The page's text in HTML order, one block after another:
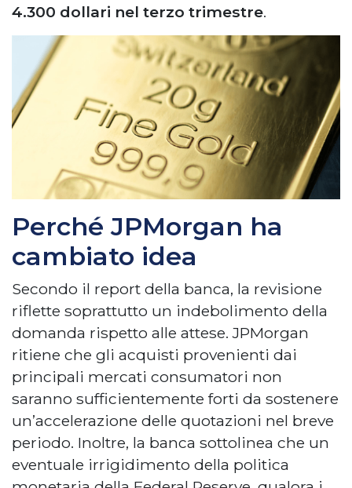
4.300 dollari nel terzo trimestre.
Perché JPMorgan ha
cambiato idea
Secondo il report della banca, la revisione
riflette soprattutto un indebolimento della
domanda rispetto alle attese. JPMorgan
ritiene che gli acquisti provenienti dai
principali mercati consumatori non
saranno sufficientemente forti da sostenere
un’accelerazione delle quotazioni nel breve
periodo. Inoltre, la banca sottolinea che un
eventuale irrigidimento della politica